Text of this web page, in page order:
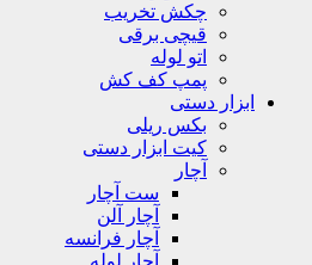
چکش تخریب
قیچی برقی
اتو لوله
پمپ کف کش
ابزار دستی
بکس ریلی
کیت ابزار دستی
آچار
ست آچار
آچار آلن
آچار فرانسه
آچار لوله